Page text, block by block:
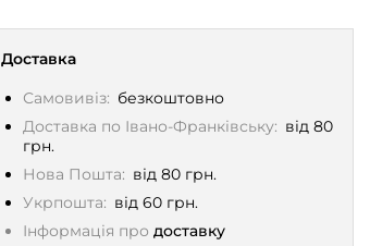
Доставка
Самовивіз: безкоштовно
Доставка по Івано-Франківську: від 80
грн.
Нова Пошта: від 80 грн.
Укрпошта: від 60 грн.
Інформація про доставку